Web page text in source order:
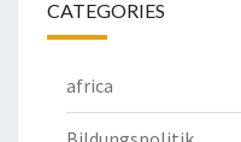
CATEGORIES
africa